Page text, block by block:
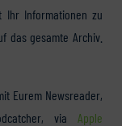
Ihr Informationen zu
das gesamte Archiv.
Eurem Newsreader,
via Apple